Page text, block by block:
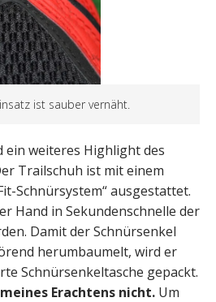
ist sauber vernäht.
ein weiteres Highlight des
Trailschuh ist mit einem
Schnürsystem“ ausgestattet.
Hand in Sekundenschnelle der
Damit der Schnürsenkel
herumbaumelt, wird er
Schnürsenkeltasche gepackt.
Erachtens nicht. Um